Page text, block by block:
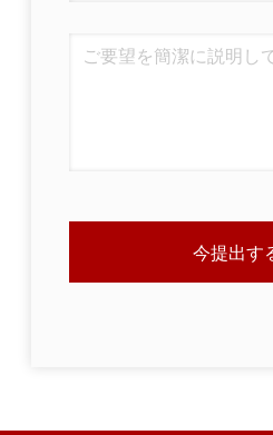
今提出す